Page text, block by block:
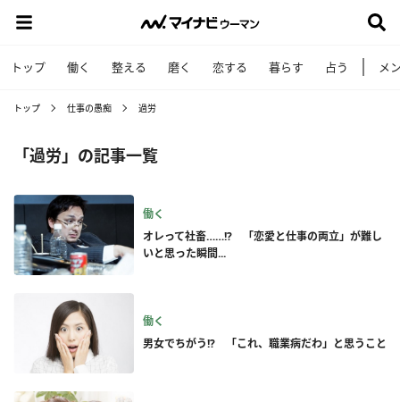
トップ 働く 整える 磨く 恋する 暮らす 占う メ
トップ 仕事の愚痴 過労
「過労」の記事一覧
働く
オレって社畜……!? 「恋愛と仕事の両立」が難し
いと思った瞬間...
働く
男女でちがう!? 「これ、職業病だわ」と思うこと